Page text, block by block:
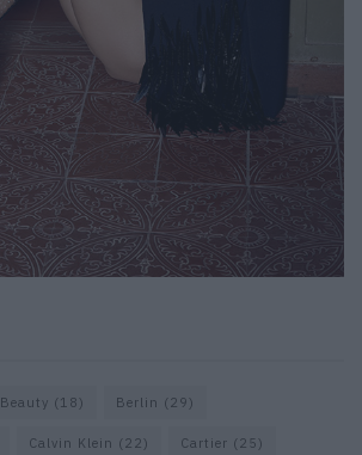
Beauty (18) Berlin (29)
Calvin Klein (22) Cartier (25)